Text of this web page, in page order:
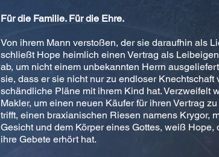
Für die Familie. Für die Ehre.
Von ihrem Mann verstoßen, der sie daraufhin als
schließt Hope heimlich einen Vertrag als
ab, um nicht einem unbekannten Herrn
sie, dass er sie nicht nur zu endloser Knechtschaft
schändliche Pläne mit ihrem Kind hat. Verzweifelt
Makler, um einen neuen Käufer für ihren Vertrag
trifft, einen braxianischen Riesen namens Krygor,
Gesicht und dem Körper eines Gottes, weiß
ihre Gebete erhört hat.